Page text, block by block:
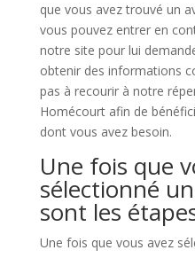
que vous avez trouvé un
vous pouvez entrer en
notre site pour lui
obtenir des informations
pas à recourir à notre
Homécourt afin de
dont vous avez besoin.
Une fois que
sélectionné
sont les
Une fois que vous avez